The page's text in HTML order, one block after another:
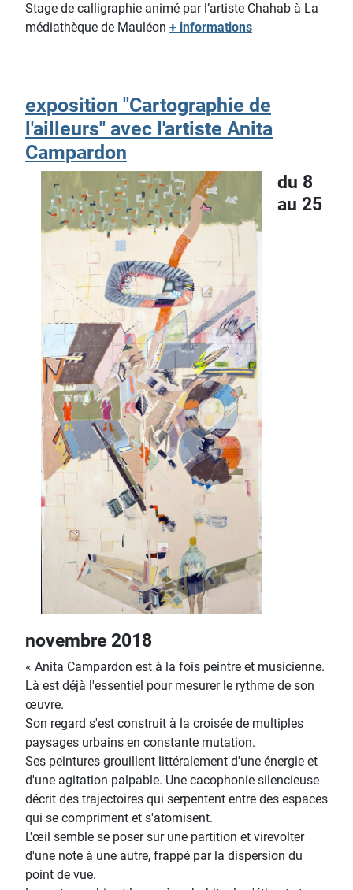
Stage de calligraphie animé par l’artiste Chahab à La
médiathèque de Mauléon + informations
exposition "Cartographie de
l'ailleurs" avec l'artiste Anita
Campardon
du 8
au 25
novembre 2018
« Anita Campardon est à la fois peintre et musicienne.
Là est déjà l'essentiel pour mesurer le rythme de son
œuvre.
Son regard s'est construit à la croisée de multiples
paysages urbains en constante mutation.
Ses peintures grouillent littéralement d'une énergie et
d'une agitation palpable. Une cacophonie silencieuse
décrit des trajectoires qui serpentent entre des espaces
qui se compriment et s'atomisent.
L'œil semble se poser sur une partition et virevolter
d'une note à une autre, frappé par la dispersion du
point de vue.